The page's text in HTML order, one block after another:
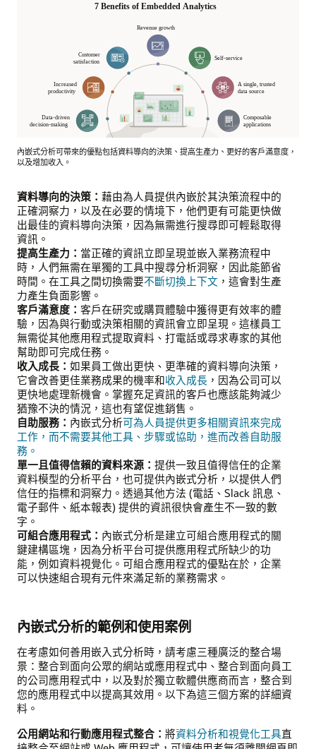
內嵌式分析可帶來的優點包括資料導向的決策、提高生產力、更好的客戶滿意度，
以及增加收入。
資料導向的決策： 藉由為人員提供內嵌於其決策流程中的
正確洞察力，以及在必要的情境下，他們更有可能更快做
出最佳的資料導向決策，因為無需進行搜尋即可輕鬆取得
資訊。
提高生產力： 當正確的資訊立即呈現並嵌入業務流程中
時，人們無需在單獨的工具中搜尋分析洞察，因此能節省
時間。在工具之間切換需要不斷切換上下文 ，這會對生產
力產生負面影響。
客戶滿意度： 客戶在研究或購買體驗中獲得更有效率的體
驗，因為與行動或決策相關的資訊會立即呈現。這樣員工
無需從其他應用程式提取資料、打電話或尋求專家的其他
幫助即可完成任務。
收入成長： 如果員工做出更快、更準確的資料導向決策，
它會改善更佳業務成果的機率和收入成長 ，因為公司可以
更快地處理新機會。掌握充足資訊的客戶也應該能夠減少
猶豫不決的情況，這也有望促進銷售。
自助服務： 內嵌式分析可為人員提供更多相關資訊來完成
工作，而不需要其他工具、步驟或協助，進而改善自助服
務。
單一且值得信賴的資料來源： 提供一致且值得信任的企業
資料模型的分析平台，也可提供內嵌式分析，以提供人們
信任的指標和洞察力。透過其他方法 (電話、Slack 訊息、
電子郵件、紙本報表) 提供的資訊很快會產生不一致的數
字。
可組合應用程式： 內嵌式分析是建立可組合應用程式的關
鍵建構區塊，因為分析平台可提供應用程式所缺少的功
能，例如資料視覺化。可組合應用程式的優點在於，企業
可以快速組合現有元件來滿足新的業務需求。
內嵌式分析的範例和使用案例
在考慮如何善用嵌入式分析時，請考慮三種廣泛的整合場
景：整合到面向公眾的網站或應用程式中、整合到面向員工
的公司應用程式中，以及對於獨立軟體供應商而言，整合到
您的應用程式中以提高其效用。以下為這三個方案的詳細資
料。
公用網站和行動應用程式整合： 將資料分析和視覺化工具直